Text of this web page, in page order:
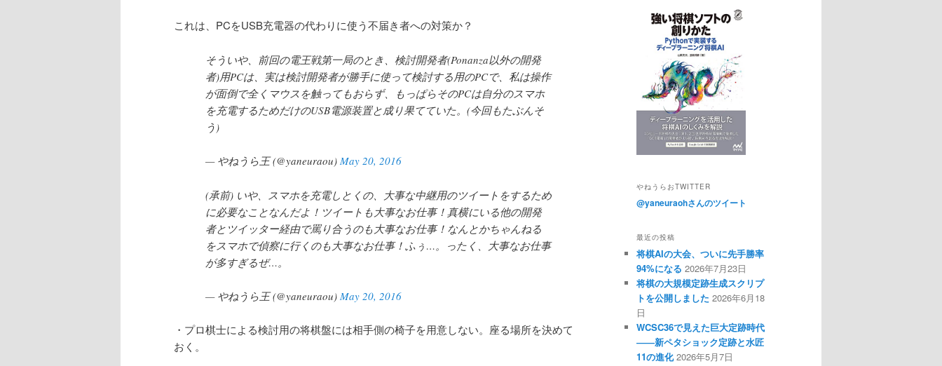
これは、PCをUSB充電器の代わりに使う不届き者への対策か？
そういや、前回の電王戦第一局のとき、検討開発者(Ponanza以外の開発
者)用PCは、実は検討開発者が勝手に使って検討する用のPCで、私は操作
が面倒で全くマウスを触ってもおらず、もっぱらそのPCは自分のスマホ
を充電するためだけのUSB電源装置と成り果てていた。(今回もたぶんそ
う)
— やねうら王 (@yaneuraou) May 20, 2016
(承前) いや、スマホを充電しとくの、大事な中継用のツイートをするため
に必要なことなんだよ！ツイートも大事なお仕事！真横にいる他の開発
者とツイッター経由で罵り合うのも大事なお仕事！なんとかちゃんねる
をスマホで偵察に行くのも大事なお仕事！ふぅ…。ったく、大事なお仕事
が多すぎるぜ…。
— やねうら王 (@yaneuraou) May 20, 2016
・プロ棋士による検討用の将棋盤には相手側の椅子を用意しない。座る場所を決めて
おく。
やねうらおTWITTER
@yaneuraohさんのツイート
最近の投稿
将棋AIの大会、ついに先手勝率
94%になる 2026年7月23日
将棋の大規模定跡生成スクリプ
トを公開しました 2026年6月18
日
WCSC36で見えた巨大定跡時代
――新ペタショック定跡と水匠
11の進化 2026年5月7日